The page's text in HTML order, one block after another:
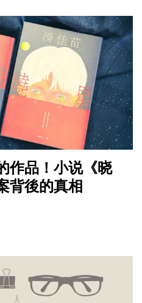
作品！小说《晓
背後的真相